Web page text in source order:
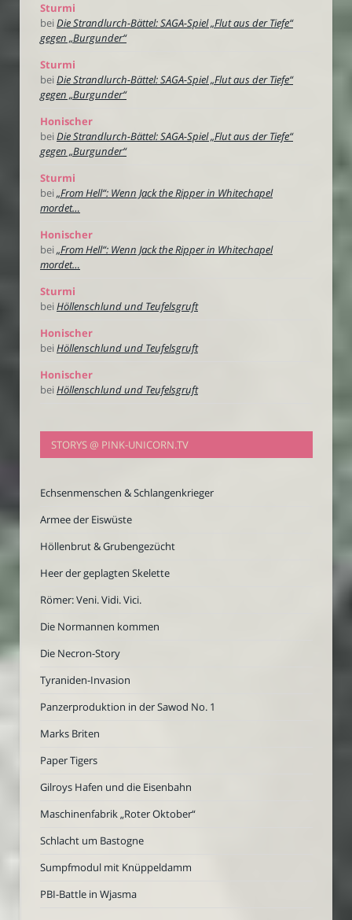
Sturmi
bei Die Strandlurch-Bättel: SAGA-Spiel „Flut aus der Tiefe“
gegen „Burgunder“
Sturmi
bei Die Strandlurch-Bättel: SAGA-Spiel „Flut aus der Tiefe“
gegen „Burgunder“
Honischer
bei Die Strandlurch-Bättel: SAGA-Spiel „Flut aus der Tiefe“
gegen „Burgunder“
Sturmi
bei „From Hell“: Wenn Jack the Ripper in Whitechapel
mordet…
Honischer
bei „From Hell“: Wenn Jack the Ripper in Whitechapel
mordet…
Sturmi
bei Höllenschlund und Teufelsgruft
Honischer
bei Höllenschlund und Teufelsgruft
Honischer
bei Höllenschlund und Teufelsgruft
STORYS @ PINK-UNICORN.TV
Echsenmenschen & Schlangenkrieger
Armee der Eiswüste
Höllenbrut & Grubengezücht
Heer der geplagten Skelette
Römer: Veni. Vidi. Vici.
Die Normannen kommen
Die Necron-Story
Tyraniden-Invasion
Panzerproduktion in der Sawod No. 1
Marks Briten
Paper Tigers
Gilroys Hafen und die Eisenbahn
Maschinenfabrik „Roter Oktober“
Schlacht um Bastogne
Sumpfmodul mit Knüppeldamm
PBI-Battle in Wjasma